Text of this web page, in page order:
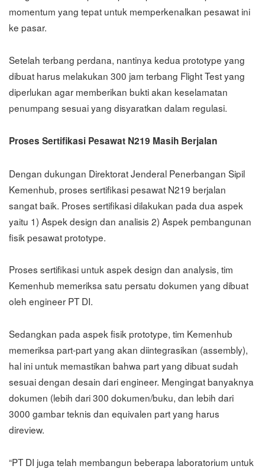
momentum yang tepat untuk memperkenalkan pesawat ini
ke pasar.
Setelah terbang perdana, nantinya kedua prototype yang
dibuat harus melakukan 300 jam terbang Flight Test yang
diperlukan agar memberikan bukti akan keselamatan
penumpang sesuai yang disyaratkan dalam regulasi.
Proses Sertifikasi Pesawat N219 Masih Berjalan
Dengan dukungan Direktorat Jenderal Penerbangan Sipil
Kemenhub, proses sertifikasi pesawat N219 berjalan
sangat baik. Proses sertifikasi dilakukan pada dua aspek
yaitu 1) Aspek design dan analisis 2) Aspek pembangunan
fisik pesawat prototype.
Proses sertifikasi untuk aspek design dan analysis, tim
Kemenhub memeriksa satu persatu dokumen yang dibuat
oleh engineer PT DI.
Sedangkan pada aspek fisik prototype, tim Kemenhub
memeriksa part-part yang akan diintegrasikan (assembly),
hal ini untuk memastikan bahwa part yang dibuat sudah
sesuai dengan desain dari engineer. Mengingat banyaknya
dokumen (lebih dari 300 dokumen/buku, dan lebih dari
3000 gambar teknis dan equivalen part yang harus
direview.
“PT DI juga telah membangun beberapa laboratorium untuk